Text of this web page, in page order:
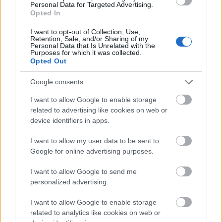
Personal Data for Targeted Advertising.
Opted In
I want to opt-out of Collection, Use,
Retention, Sale, and/or Sharing of my
Personal Data that Is Unrelated with the
Purposes for which it was collected.
Opted Out
Google consents
I want to allow Google to enable storage
related to advertising like cookies on web or
device identifiers in apps.
I want to allow my user data to be sent to
Google for online advertising purposes.
I want to allow Google to send me
personalized advertising.
I want to allow Google to enable storage
related to analytics like cookies on web or
lassan, is de múlnak az évek, és még mindig nem
tragikus sorsú Zách Kláránál. Pedig egy nagyon
csinos fehérnép jelenik meg az életében, egy
bizonyos Éva, akivel se veled, se nélküled
"kapcsolatban" él, és akinek kiadja az útját, mielőtt
hadba indul. Az események ezzel kapcsolatban nem
várt fordulatokat vesznek, ahogyan a hadiszerencse
is forgandó, így bizony a fiatal királynak is szembe
kell néznie élete első kudarcos csatájával. A
lovagkirályt nem kell azonban félteni, már süldő
véghez vinni a csatamezőkön.
vonulni férje halála után, ő inkább maradt a
hatalomban, és idősebb fiának segítésén túl
fiának. Nagyon komoly összeget költött arra, hogy
Nápolyban minél több fontos embert a fia mellé